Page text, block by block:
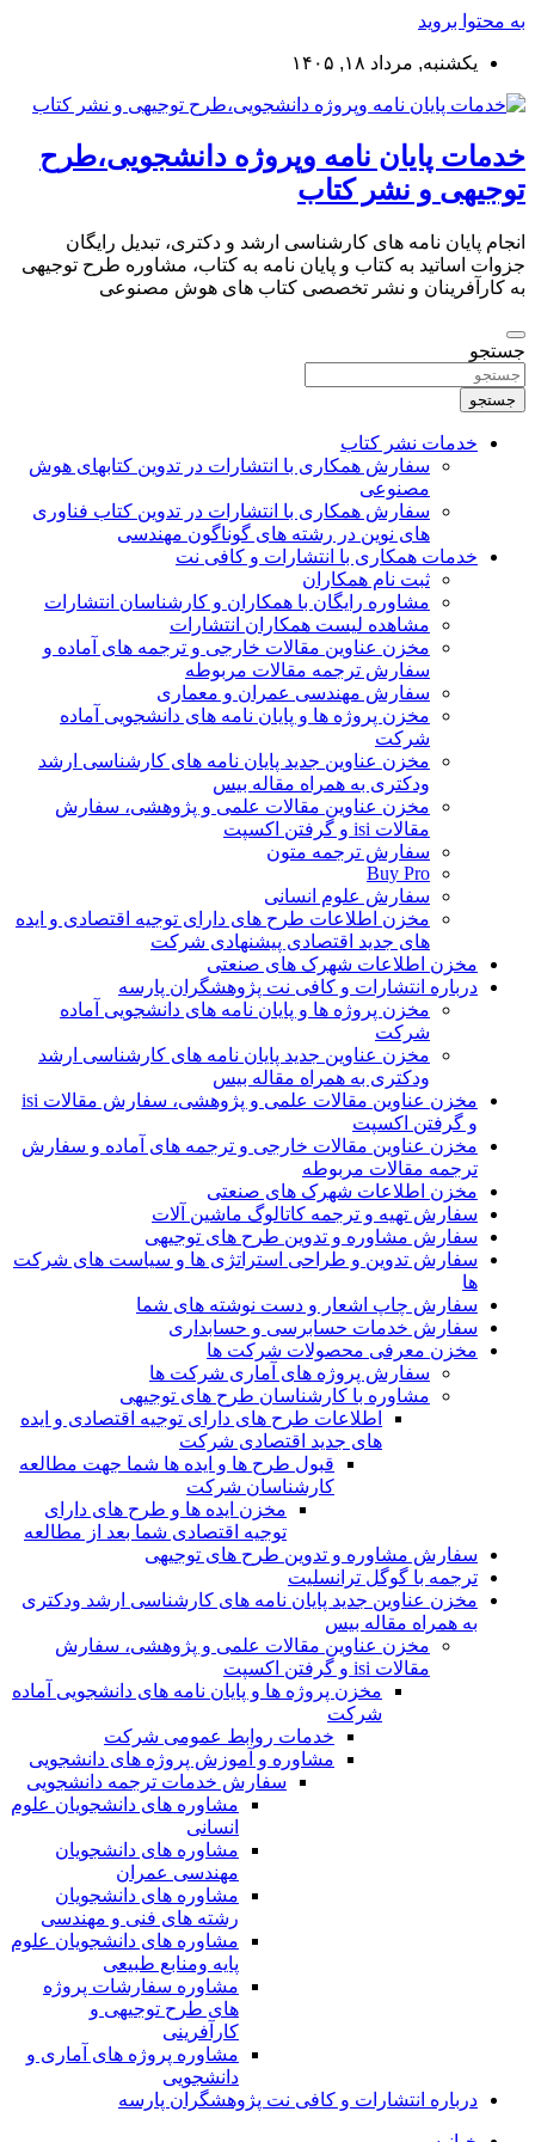
به محتوا بروید
یکشنبه, مرداد ۱۸, ۱۴۰۵
خدمات پایان نامه وپروژه دانشجویی،طرح
توجیهی و نشر کتاب
انجام پایان نامه های کارشناسی ارشد و دکتری، تبدیل رایگان
جزوات اساتید به کتاب و پایان نامه به کتاب، مشاوره طرح توجیهی
به کارآفرینان و نشر تخصصی کتاب های هوش مصنوعی
جستجو
جستجو
خدمات نشر کتاب
سفارش همکاری با انتشارات در تدوین کتابهای هوش
مصنوعی
سفارش همکاری با انتشارات در تدوین کتاب فناوری
های نوین در رشته های گوناگون مهندسی
خدمات همکاری با انتشارات و کافی نت
ثبت نام همکاران
مشاوره رایگان با همکاران و کارشناسان انتشارات
مشاهده لیست همکاران انتشارات
مخزن عناوین مقالات خارجی و ترجمه های آماده و
سفارش ترجمه مقالات مربوطه
سفارش مهندسی عمران و معماری
مخزن پروژه ها و پایان نامه های دانشجویی آماده
شرکت
مخزن عناوین جدید پایان نامه های کارشناسی ارشد
ودکتری به همراه مقاله بیس
مخزن عناوین مقالات علمی و پژوهشی، سفارش
مقالات isi و گرفتن اکسپت
سفارش ترجمه متون
Buy Pro
سفارش علوم انسانی
مخزن اطلاعات طرح های دارای توجیه اقتصادی و ایده
های جدید اقتصادی پیشنهادی شرکت
مخزن اطلاعات شهرک های صنعتی
درباره انتشارات و کافی نت پژوهشگران پارسه
مخزن پروژه ها و پایان نامه های دانشجویی آماده
شرکت
مخزن عناوین جدید پایان نامه های کارشناسی ارشد
ودکتری به همراه مقاله بیس
مخزن عناوین مقالات علمی و پژوهشی، سفارش مقالات isi
و گرفتن اکسپت
مخزن عناوین مقالات خارجی و ترجمه های آماده و سفارش
ترجمه مقالات مربوطه
مخزن اطلاعات شهرک های صنعتی
سفارش تهیه و ترجمه کاتالوگ ماشین آلات
سفارش مشاوره و تدوین طرح های توجیهی
سفارش تدوین و طراحی استراتژی ها و سیاست های شرکت
ها
سفارش چاپ اشعار و دست نوشته های شما
سفارش خدمات حسابرسی و حسابداری
مخزن معرفی محصولات شرکت ها
سفارش پروژه های آماری شرکت ها
مشاوره با کارشناسان طرح های توجیهی
اطلاعات طرح های دارای توجیه اقتصادی و ایده
های جدید اقتصادی شرکت
قبول طرح ها و ایده ها شما جهت مطالعه
کارشناسان شرکت
مخزن ایده ها و طرح های دارای
توجیه اقتصادی شما بعد از مطالعه
سفارش مشاوره و تدوین طرح های توجیهی
ترجمه با گوگل ترانسلیت
مخزن عناوین جدید پایان نامه های کارشناسی ارشد ودکتری
به همراه مقاله بیس
مخزن عناوین مقالات علمی و پژوهشی، سفارش
مقالات isi و گرفتن اکسپت
مخزن پروژه ها و پایان نامه های دانشجویی آماده
شرکت
خدمات روابط عمومی شرکت
مشاوره و آموزش پروژه های دانشجویی
سفارش خدمات ترجمه دانشجویی
مشاوره های دانشجویان علوم
انسانی
مشاوره های دانشجویان
مهندسی عمران
مشاوره های دانشجویان
رشته های فنی و مهندسی
مشاوره های دانشجویان علوم
پایه ومنابع طبیعی
مشاوره سفارشات پروژه
های طرح توجیهی و
کارآفرینی
مشاوره پروژه های آماری و
دانشجویی
درباره انتشارات و کافی نت پژوهشگران پارسه